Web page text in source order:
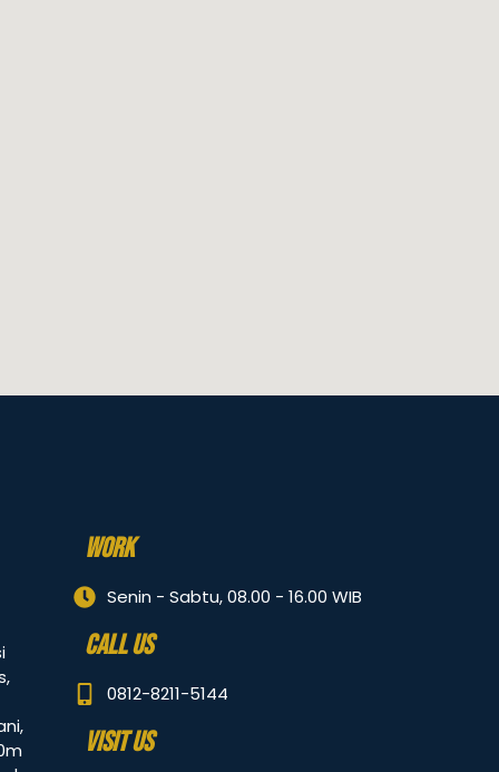
WORK
Senin - Sabtu, 08.00 - 16.00 WIB
CALL US
0812-8211-5144
VISIT US